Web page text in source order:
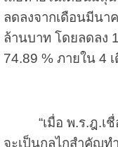
ลดลงจากเดือนมีน
ล้านบาท โดยลดลง
74.89 % ภายใน 4
“เมื่อ พ.ร.ฎ.เชื่อ
จะเป็นกลไกสำคัญท